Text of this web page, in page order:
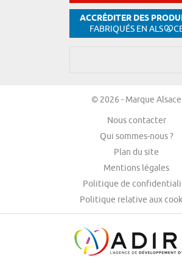
ACCRÉDITER DES
FABRIQUÉS EN ALS
© 2026 - Marque Alsace
Nous contacter
Qui sommes-nous ?
Plan du site
Mentions légales
Politique de
Politique relative aux